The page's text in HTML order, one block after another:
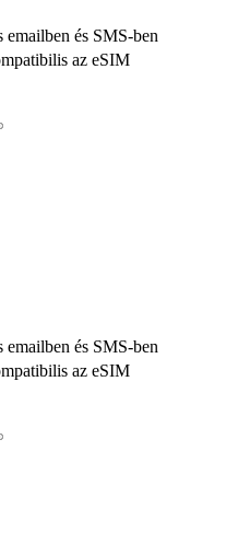
emailben és SMS-ben
az eSIM
emailben és SMS-ben
az eSIM